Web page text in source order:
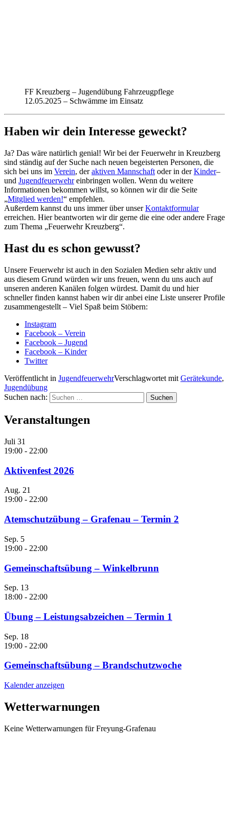
FF Kreuzberg – Jugendübung Fahrzeugpflege
12.05.2025 – Schwämme im Einsatz
Haben wir dein Interesse geweckt?
Ja? Das wäre natürlich genial! Wir bei der Feuerwehr in Kreuzberg
sind ständig auf der Suche nach neuen begeisterten Personen, die
sich bei uns im Verein, deraktiven Mannschaft oder in derKinder–
und Jugendfeuerwehreinbringen wollen. Wenn du weitere
Informationen bekommen willst, so können wir dir die Seite
„Mitglied werden!“ empfehlen.
Außerdem kannst du uns immer über unserKontaktformular
erreichen. Hier beantworten wir dir gerne die eine oder andere Frage
zum Thema „Feuerwehr Kreuzberg“.
Hast du es schon gewusst?
Unsere Feuerwehr ist auch in den Sozialen Medien sehr aktiv und
aus diesem Grund würden wir uns freuen, wenn du uns auch auf
unseren anderen Kanälen folgen würdest. Damit du und hier
schneller finden kannst haben wir dir anbei eine Liste unserer Profile
zusammengestellt – Viel Spaß beim Stöbern:
Instagram
Facebook – Verein
Facebook – Jugend
Facebook – Kinder
Twitter
Veröffentlicht in JugendfeuerwehrVerschlagwortet mit Gerätekunde,
Jugendübung
Suchen nach:
Veranstaltungen
Juli 31
19:00 - 22:00
Aktivenfest 2026
Aug. 21
19:00 - 22:00
Atemschutzübung – Grafenau – Termin 2
Sep. 5
19:00 - 22:00
Gemeinschaftsübung – Winkelbrunn
Sep. 13
18:00 - 22:00
Übung – Leistungsabzeichen – Termin 1
Sep. 18
19:00 - 22:00
Gemeinschaftsübung – Brandschutzwoche
Kalender anzeigen
Wetterwarnungen
Keine Wetterwarnungen für Freyung-Grafenau